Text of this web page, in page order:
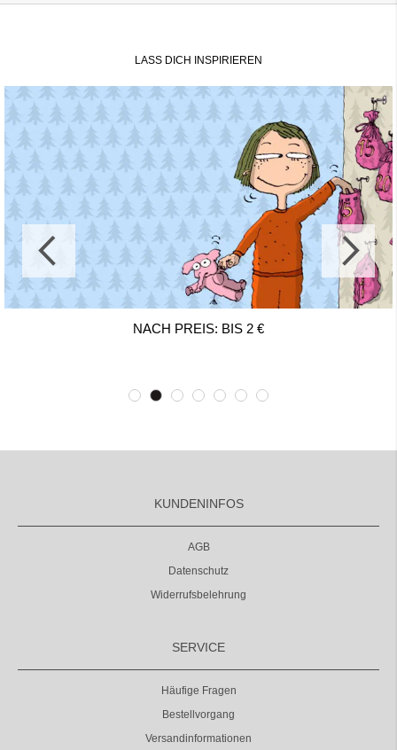
LASS DICH INSPIRIEREN
NACH PREIS: BIS 2 €
KUNDENINFOS
AGB
Datenschutz
Widerrufsbelehrung
SERVICE
Häufige Fragen
Bestellvorgang
Versandinformationen